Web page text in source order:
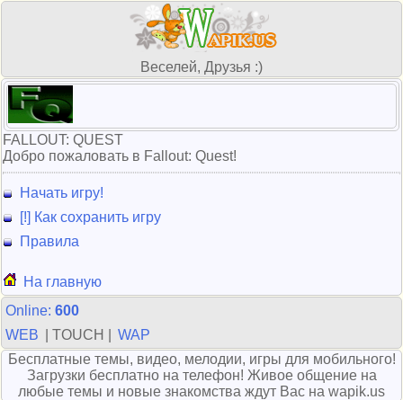
Веселей, Друзья :)
FALLOUT: QUEST
Добро пожаловать в Fallout: Quest!
Начать игру!
[!] Как сохранить игру
Правила
На главную
Online: 600
WEB
| TOUCH |
WAP
Бесплатные темы, видео, мелодии, игры для мобильного!
Загрузки бесплатно на телефон! Живое общение на
любые темы и новые знакомства ждут Вас на wapik.us